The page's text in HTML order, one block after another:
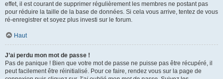
effet, il est courant de supprimer régulièrement les membres ne postant pas
pour réduire la taille de la base de données. Si cela vous arrive, tentez de vous
ré-enregistrer et soyez plus investi sur le forum.
Haut
J’ai perdu mon mot de passe !
Pas de panique ! Bien que votre mot de passe ne puisse pas être récupéré, il
peut facilement être réinitialisé. Pour ce faire, rendez vous sur la page de